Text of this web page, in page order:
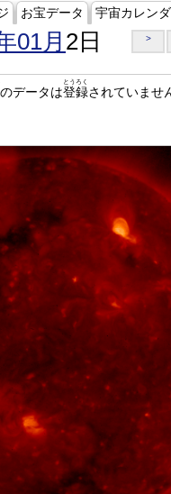
お宝データ 宇宙カレン
01月 2日 >
のデータは登録
とうろく
されていませ